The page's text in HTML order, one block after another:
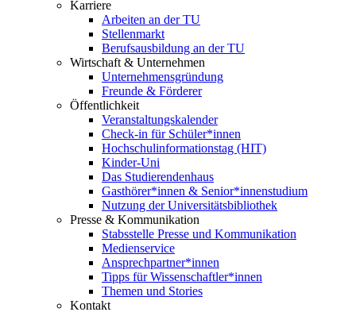
Karriere
Arbeiten an der TU
Stellenmarkt
Berufsausbildung an der TU
Wirtschaft & Unternehmen
Unternehmensgründung
Freunde & Förderer
Öffentlichkeit
Veranstaltungskalender
Check-in für Schüler*innen
Hochschulinformationstag (HIT)
Kinder-Uni
Das Studierendenhaus
Gasthörer*innen & Senior*innenstudium
Nutzung der Universitätsbibliothek
Presse & Kommunikation
Stabsstelle Presse und Kommunikation
Medienservice
Ansprechpartner*innen
Tipps für Wissenschaftler*innen
Themen und Stories
Kontakt